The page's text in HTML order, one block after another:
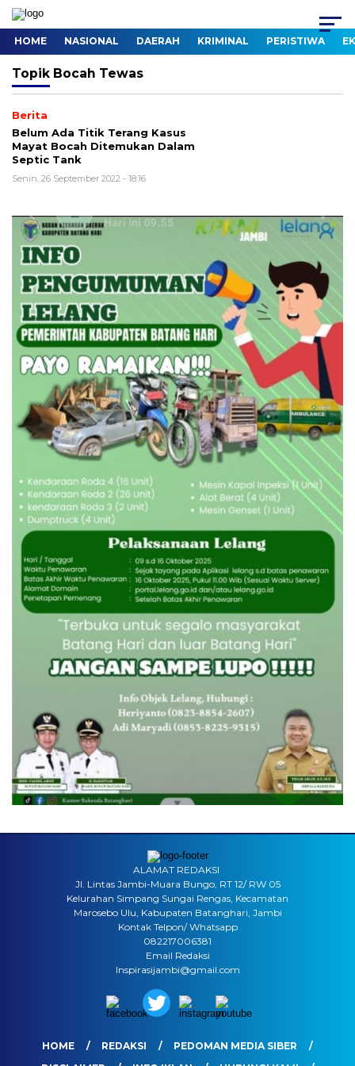
HOME NASIONAL DAERAH KRIMINAL PERISTIWA
Topik Bocah Tewas
Berita
Belum Ada Titik Terang Kasus
Mayat Bocah Ditemukan Dalam
Septic Tank
Senin, 26 September 2022 - 18:16
ALAMAT REDAKSI
Jl. Lintas Jambi-Muara Bungo, RT 12/ RW 05
Kelurahan Simpang Sungai Rengas, Kecamatan
Marosebo Ulu, Kabupaten Batanghari, Jambi
Kontak Telpon/ Whatsapp
082217006381
Email Redaksi
Inspirasijambi@gmail.com
HOME REDAKSI
PEDOMAN MEDIA SIBER